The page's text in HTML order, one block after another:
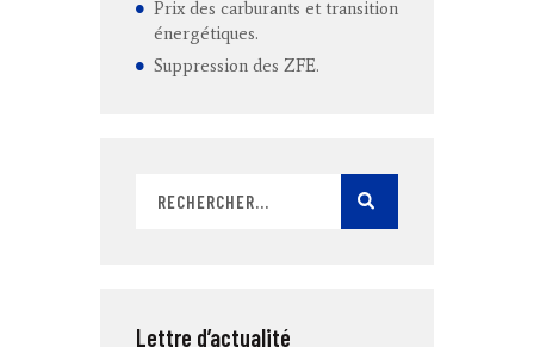
Prix des carburants et transition
énergétiques.
Suppression des ZFE.
Lettre d’actualité